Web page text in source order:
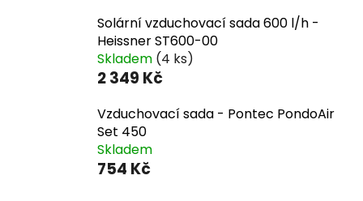
Solární vzduchovací sada 600 l/h -
Heissner ST600-00
Skladem (4 ks)
2 349 Kč
Vzduchovací sada - Pontec PondoAir
Set 450
Skladem
754 Kč